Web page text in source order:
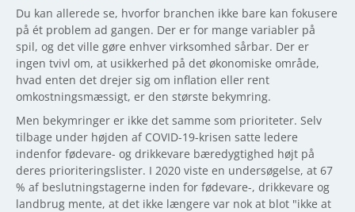
Du kan allerede se, hvorfor branchen ikke bare kan fokusere
på ét problem ad gangen. Der er for mange variabler på
spil, og det ville gøre enhver virksomhed sårbar. Der er
ingen tvivl om, at usikkerhed på det økonomiske område,
hvad enten det drejer sig om inflation eller rent
omkostningsmæssigt, er den største bekymring.
Men bekymringer er ikke det samme som prioriteter. Selv
tilbage under højden af COVID-19-krisen satte ledere
indenfor fødevare- og drikkevare bæredygtighed højt på
deres prioriteringslister. I 2020 viste en undersøgelse, at 67
% af beslutningstagerne inden for fødevare-, drikkevare og
landbrug mente, at det ikke længere var nok at blot "ikke at